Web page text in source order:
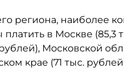
региона, наиболее
в Москве (85,3
Московской
крае (71 тыс.